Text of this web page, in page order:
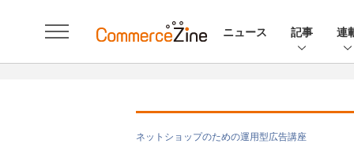
ニュース 記事 連
ネットショップのための運用型広告講座